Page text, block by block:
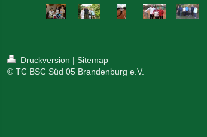
Druckversion | Sitemap
© TC BSC Süd 05 Brandenburg e.V.